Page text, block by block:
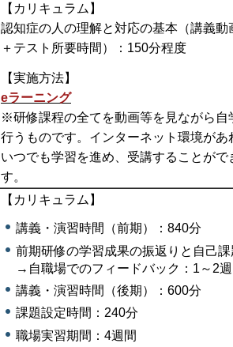
【カリキュラム】
認知症の人の理解と対応の基本（講義動
＋テスト所要時間）：150分程度
【実施方法】
eラーニング
※研修課程の全てを動画等を見ながら自
行うものです。インターネット環境があ
いつでも学習を進め、受講することがで
す。
【カリキュラム】
講義・演習時間（前期）：840分
前期研修の学習成果の振返りと自己
→自職場でのフィードバック：1～2
講義・演習時間（後期）：600分
課題設定時間：240分
職場実習期間：4週間